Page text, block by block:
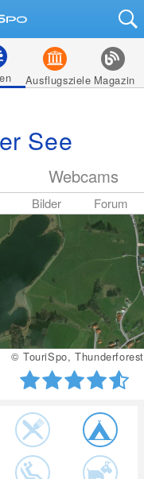
Ausflugsziele Magazin
See
Webcams
Bilder Forum
© TouriSpo, Thunderforest